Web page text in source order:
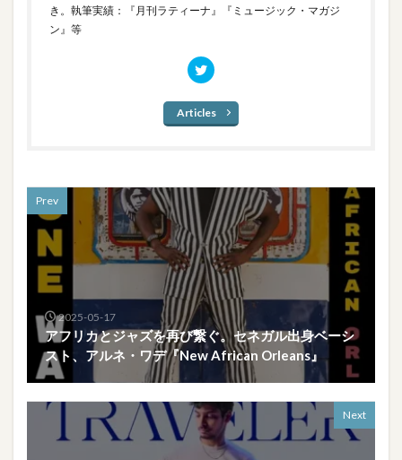
き。執筆実績：『月刊ラティーナ』『ミュージック・マガジ
ン』等
Articles
Prev
2025-05-17
アフリカとジャズを再び繋ぐ。セネガル出身ベーシ
スト、アルネ・ワデ『New African Orleans』
Next